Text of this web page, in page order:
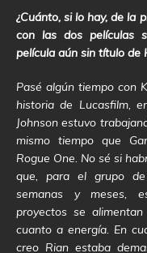
¿Cuánto, si lo hay, de la
con las dos películas
película aún sin título de
Pasé algún tiempo con
historia de Lucasfilm,
Johnson estuvo
mismo tiempo que
Rogue One. No sé si
que, para el grupo
semanas y meses,
proyectos se
cuanto a energía. En
creo Rian estaba